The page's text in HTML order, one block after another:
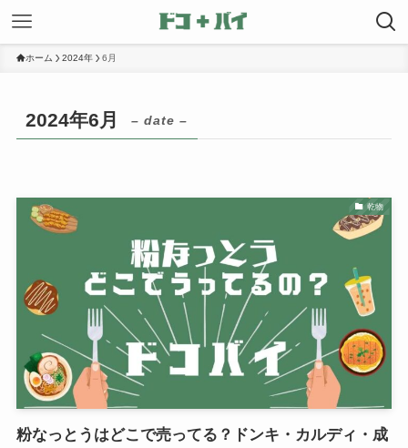
ホーム 2024年 6月
2024年6月 – date –
乾物
粉なっとうはどこで売ってる？ドンキ・カルディ・成